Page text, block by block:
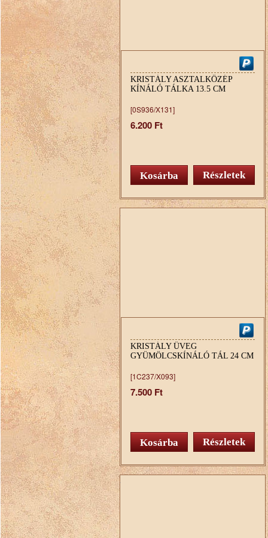
KRISTÁLY ASZTALKÖZÉP
KÍNÁLÓ TÁLKA 13.5 CM
[0S936/X131]
6.200 Ft
Részletek
KRISTÁLY ÜVEG
GYÜMÖLCSKÍNÁLÓ TÁL 24 CM
[1C237/X093]
7.500 Ft
Részletek